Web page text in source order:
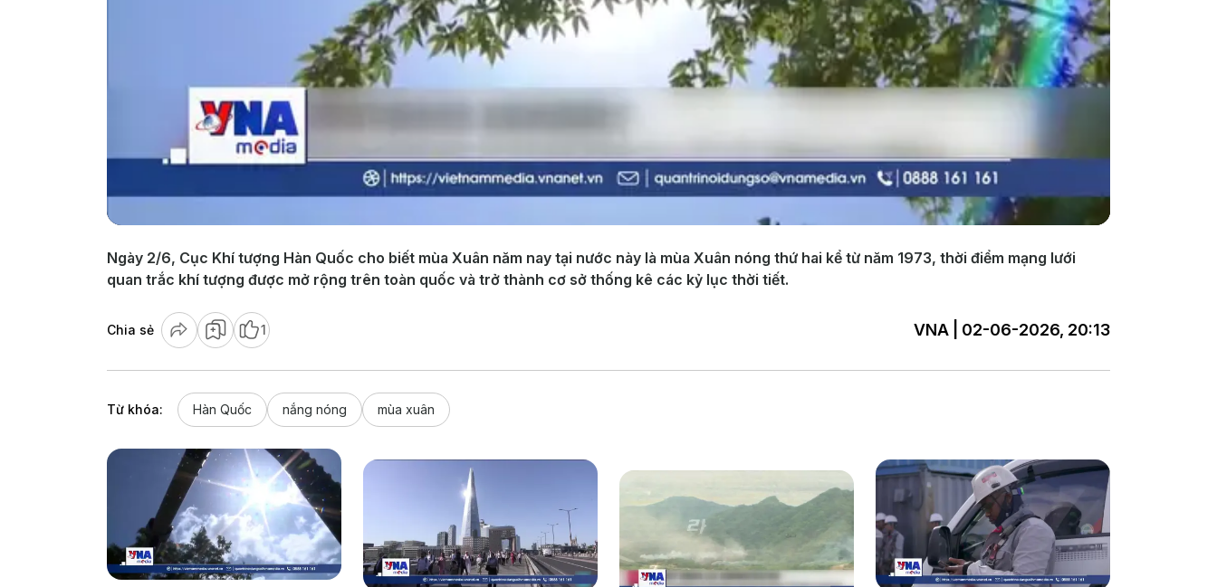
Video
Ngày 2/6, Cục Khí tượng Hàn Quốc cho biết mùa Xuân năm nay tại nước này là mùa Xuân nóng thứ hai kể từ năm 1973, thời điểm mạng lưới
quan trắc khí tượng được mở rộng trên toàn quốc và trở thành cơ sở thống kê các kỷ lục thời tiết.
Chia sẻ 1 VNA | 02-06-2026, 20:13
Từ khóa: Hàn Quốc nắng nóng mùa xuân